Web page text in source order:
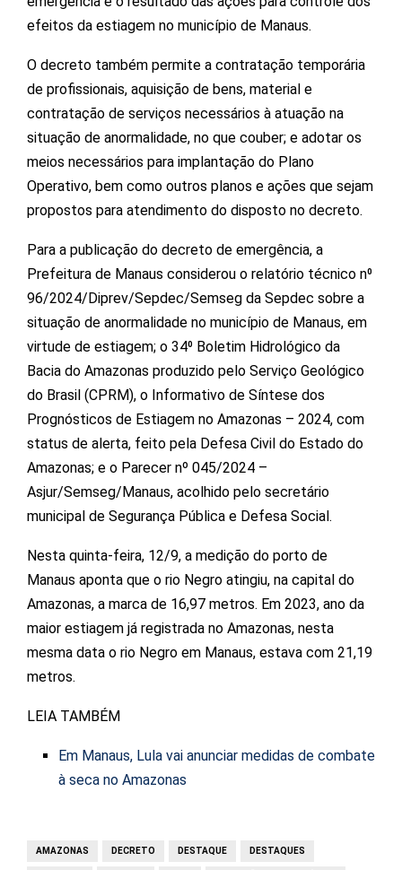
efeitos da estiagem no município de Manaus.
O decreto também permite a contratação temporária
de profissionais, aquisição de bens, material e
contratação de serviços necessários à atuação na
situação de anormalidade, no que couber; e adotar os
meios necessários para implantação do Plano
Operativo, bem como outros planos e ações que sejam
propostos para atendimento do disposto no decreto.
Para a publicação do decreto de emergência, a
Prefeitura de Manaus considerou o relatório técnico n⁰
96/2024/Diprev/Sepdec/Semseg da Sepdec sobre a
situação de anormalidade no município de Manaus, em
virtude de estiagem; o 34⁰ Boletim Hidrológico da
Bacia do Amazonas produzido pelo Serviço Geológico
do Brasil (CPRM), o Informativo de Síntese dos
Prognósticos de Estiagem no Amazonas – 2024, com
status de alerta, feito pela Defesa Civil do Estado do
Amazonas; e o Parecer nº 045/2024 –
Asjur/Semseg/Manaus, acolhido pelo secretário
municipal de Segurança Pública e Defesa Social.
Nesta quinta-feira, 12/9, a medição do porto de
Manaus aponta que o rio Negro atingiu, na capital do
Amazonas, a marca de 16,97 metros. Em 2023, ano da
maior estiagem já registrada no Amazonas, nesta
mesma data o rio Negro em Manaus, estava com 21,19
metros.
LEIA TAMBÉM
Em Manaus, Lula vai anunciar medidas de combate
à seca no Amazonas
AMAZONAS DECRETO DESTAQUE DESTAQUES